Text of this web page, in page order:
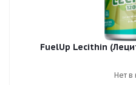
FuelUp Lecithin
Нет в